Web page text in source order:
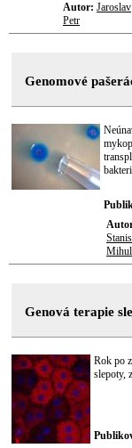
Autor: Jaroslav
Petr
Genomové
Genová terapie
Rok po
slepoty,